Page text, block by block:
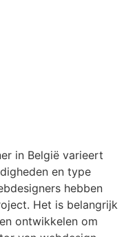
in België varieert
en type
hebben
Het is belangrijk
ontwikkelen om